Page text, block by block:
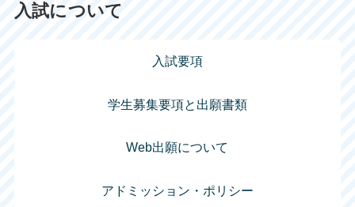
入試について
入試要項
学生募集要項と出願書類
Web出願について
アドミッション・ポリシー